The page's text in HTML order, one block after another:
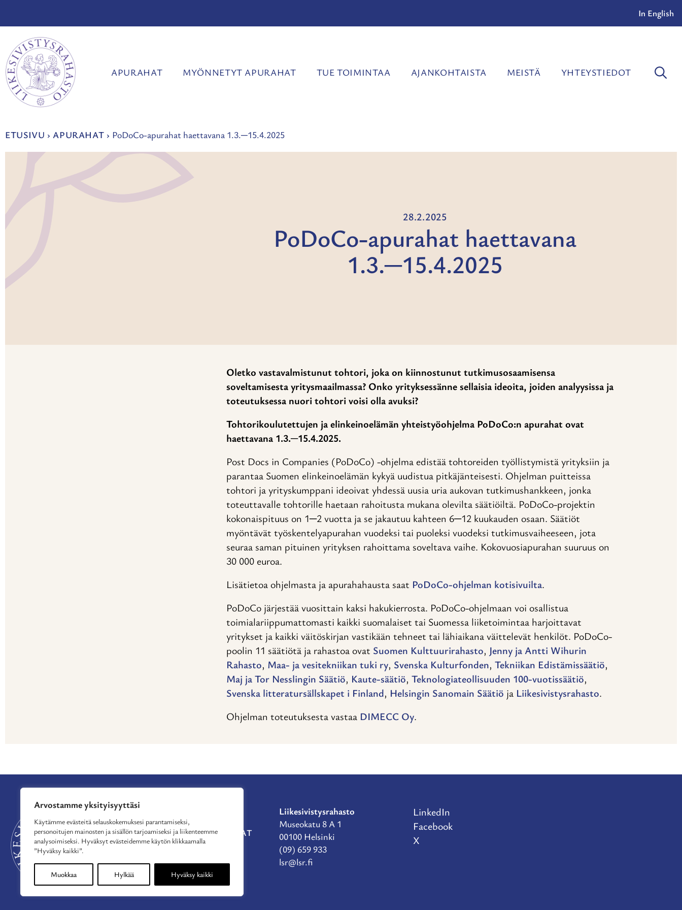
Arvostamme yksityisyyttäsi
Käytämme evästeitä selauskokemuksesi parantamiseksi,
personoitujen mainosten ja sisällön tarjoamiseksi ja liikenteemme
analysoimiseksi. Hyväksyt evästeidemme käytön klikkaamalla
”Hyväksy kaikki”.
Muokkaa Hylkää Hyväksy kaikki
In English
APURAHAT MYÖNNETYT APURAHAT TUE TOIMINTAA AJANKOHTAISTA MEISTÄ YHTEYSTIEDOT
ETUSIVU ›APURAHAT › PoDoCo-apurahat haettavana 1.3.─15.4.2025
28.2.2025
PoDoCo-apurahat haettavana
1.3.─15.4.2025
Oletko vastavalmistunut tohtori, joka on kiinnostunut tutkimusosaamisensa
soveltamisesta yritysmaailmassa? Onko yrityksessänne sellaisia ideoita, joiden analyysissa ja
toteutuksessa nuori tohtori voisi olla avuksi?
Tohtorikoulutettujen ja elinkeinoelämän yhteistyöohjelma PoDoCo:n apurahat ovat
haettavana 1.3.─15.4.2025.
Post Docs in Companies (PoDoCo) -ohjelma edistää tohtoreiden työllistymistä yrityksiin ja
parantaa Suomen elinkeinoelämän kykyä uudistua pitkäjänteisesti. Ohjelman puitteissa
tohtori ja yrityskumppani ideoivat yhdessä uusia uria aukovan tutkimushankkeen, jonka
toteuttavalle tohtorille haetaan rahoitusta mukana olevilta säätiöiltä. PoDoCo-projektin
kokonaispituus on 1─2 vuotta ja se jakautuu kahteen 6─12 kuukauden osaan. Säätiöt
myöntävät työskentelyapurahan vuodeksi tai puoleksi vuodeksi tutkimusvaiheeseen, jota
seuraa saman pituinen yrityksen rahoittama soveltava vaihe. Kokovuosiapurahan suuruus on
30 000 euroa.
Lisätietoa ohjelmasta ja apurahahausta saat PoDoCo-ohjelman kotisivuilta.
PoDoCo järjestää vuosittain kaksi hakukierrosta. PoDoCo-ohjelmaan voi osallistua
toimialariippumattomasti kaikki suomalaiset tai Suomessa liiketoimintaa harjoittavat
yritykset ja kaikki väitöskirjan vastikään tehneet tai lähiaikana väittelevät henkilöt. PoDoCo-
poolin 11 säätiötä ja rahastoa ovat Suomen Kulttuurirahasto, Jenny ja Antti Wihurin
Rahasto, Maa- ja vesitekniikan tuki ry, Svenska Kulturfonden, Tekniikan Edistämissäätiö,
Maj ja Tor Nesslingin Säätiö, Kaute-säätiö, Teknologiateollisuuden 100-vuotissäätiö,
Svenska litteratursällskapet i Finland, Helsingin Sanomain Säätiö ja Liikesivistysrahasto.
Ohjelman toteutuksesta vastaa DIMECC Oy.
TUE TOIMINTAA
MYÖNNETYT APURAHAT
AJANKOHTAISTA
YHTEYSTIEDOT
TIETOSUOJASELOSTE
Liikesivistysrahasto
Museokatu 8 A 1
00100 Helsinki
(09) 659 933
lsr@lsr.fi
LinkedIn
Facebook
X